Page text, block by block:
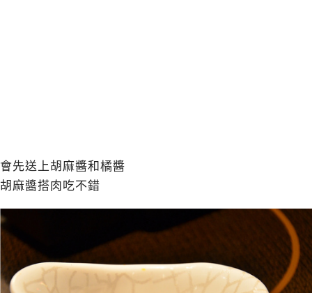
會先送上胡麻醬和橘醬
胡麻醬搭肉吃不錯